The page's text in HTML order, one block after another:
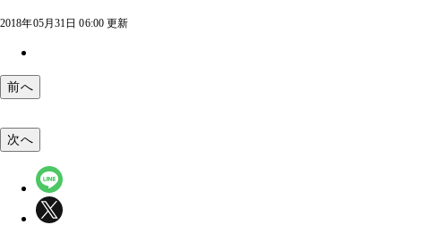
2018年05月31日 06:00 更新
前へ
次へ